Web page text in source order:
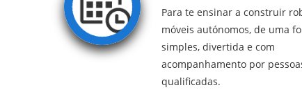
Para te ensinar a construir
móveis autónomos, de uma
simples, divertida e com
acompanhamento por
qualificadas.